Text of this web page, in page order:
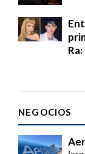
NEGOCIOS